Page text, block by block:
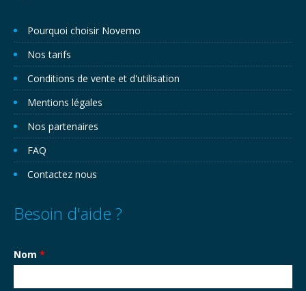
Pourquoi choisir Novemo
Nos tarifs
Conditions de vente et d'utilisation
Mentions légales
Nos partenaires
FAQ
Contactez nous
Besoin d'aide ?
Nom *